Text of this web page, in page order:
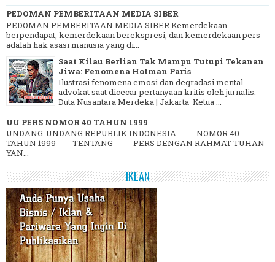
PEDOMAN PEMBERITAAN MEDIA SIBER
PEDOMAN PEMBERITAAN MEDIA SIBER Kemerdekaan
berpendapat, kemerdekaan berekspresi, dan kemerdekaan pers
adalah hak asasi manusia yang di...
Saat Kilau Berlian Tak Mampu Tutupi Tekanan
Jiwa: Fenomena Hotman Paris
Ilustrasi fenomena emosi dan degradasi mental
advokat saat dicecar pertanyaan kritis oleh jurnalis.
Duta Nusantara Merdeka | Jakarta Ketua ...
UU PERS NOMOR 40 TAHUN 1999
UNDANG-UNDANG REPUBLIK INDONESIA NOMOR 40
TAHUN 1999 TENTANG PERS DENGAN RAHMAT TUHAN
YAN...
IKLAN